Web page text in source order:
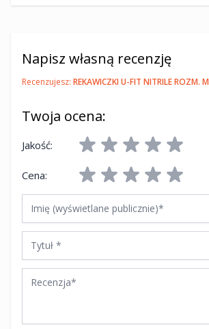
Napisz własną recenzję
Recenzujesz: REKAWICZKI U-FIT NITRILE ROZM. M
Twoja ocena:
Jakość:
Cena:
Imię (wyświetlane publicznie)